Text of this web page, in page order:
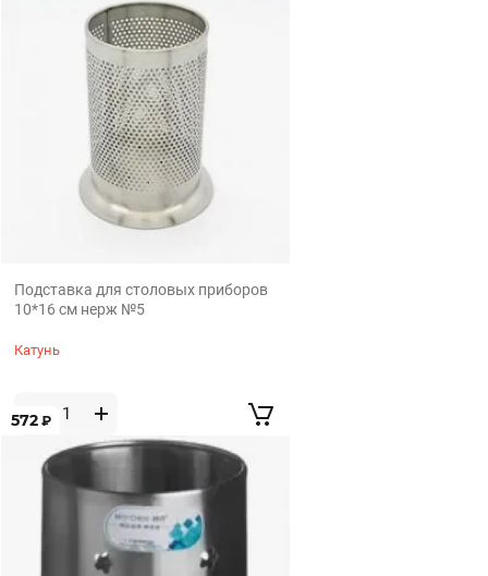
Подставка для столовых приборов
10*16 см нерж №5
Катунь
572 ₽